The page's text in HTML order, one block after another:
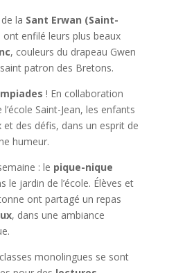
la Sant Erwan (Saint-
enfilé leurs plus beaux
, couleurs du drapeau Gwen
patron des Bretons.
! En collaboration
Saint-Jean, les enfants
des défis, dans un esprit de
humeur.
: le pique-nique
le jardin de l’école. Élèves et
ont partagé un repas
, dans une ambiance
monolingues se sont